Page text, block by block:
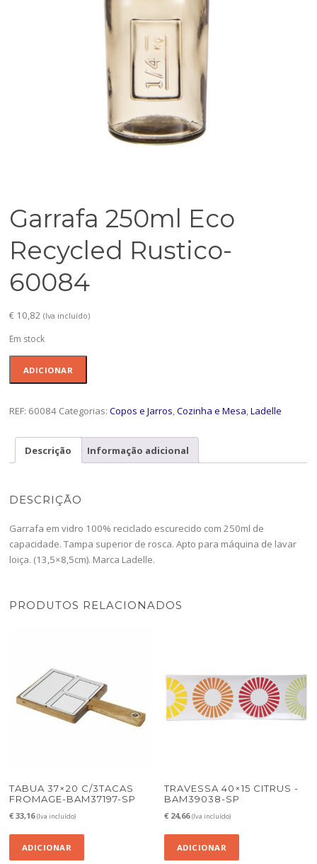
Garrafa 250ml Eco
Recycled Rustico-
60084
€ 10,82 (Iva incluído)
Em stock
250ml
Recycled
Rustico-
ADICIONAR
REF: 60084 Categorias:Copos e Jarros,Cozinha e Mesa,Ladelle
Descrição Informação adicional
DESCRIÇÃO
Garrafa em vidro 100% reciclado escurecido com 250ml de
capacidade. Tampa superior de rosca. Apto para máquina de lavar
loiça. (13,5×8,5cm). Marca Ladelle.
PRODUTOS RELACIONADOS
TABUA 37×20 C/3TACAS
FROMAGE-BAM37197-SP
€ 33,16 (Iva incluído)
ADICIONAR
TRAVESSA 40×15 CITRUS -
BAM39038-SP
€ 24,66 (Iva incluído)
ADICIONAR